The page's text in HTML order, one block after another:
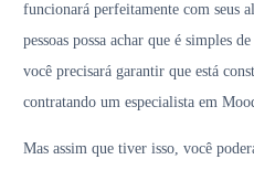
funcionará perfeitamente com seus
pessoas possa achar que é simples
você precisará garantir que está
contratando um especialista em
Mas assim que tiver isso, você